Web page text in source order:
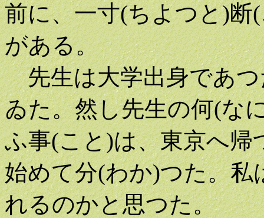
前に、一寸(ちよつと)
がある。
先生は大学出身であつ
ゐた。然し先生の何(な
ふ事(こと)は、東京へ
始めて分(わか)つた。
れるのかと思つた。